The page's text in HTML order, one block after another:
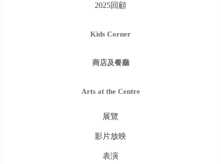
2025回顧
Kids Corner
商店及餐廳
Arts at the Centre
展覽
影片放映
表演